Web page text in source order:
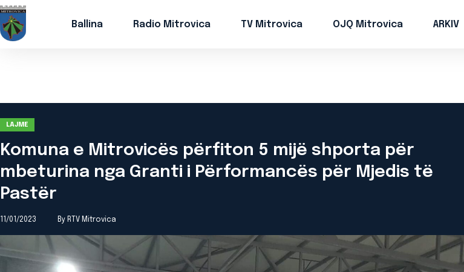
Ballina Radio Mitrovica TV Mitrovica OJQ Mitrovica ARKIV
LAJME
Komuna e Mitrovicës përfiton 5 mijë shporta për
mbeturina nga Granti i Përformancës për Mjedis të
Pastër
11/01/2023 By RTV Mitrovica